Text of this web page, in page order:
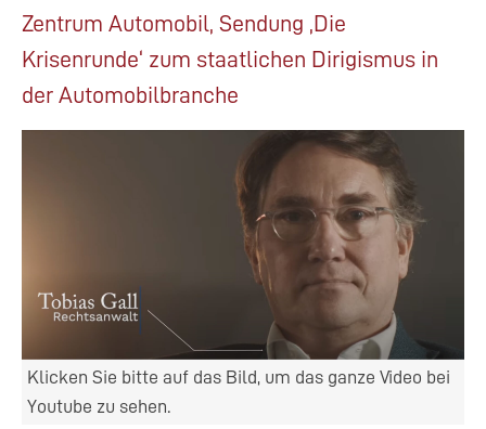
Maßnahmen
Zentrum Automobil, Sendung ‚Die
Krisenrunde‘ zum staatlichen Dirigismus in
der Automobilbranche
Klicken Sie bitte auf das Bild, um das ganze Video bei
Youtube zu sehen.